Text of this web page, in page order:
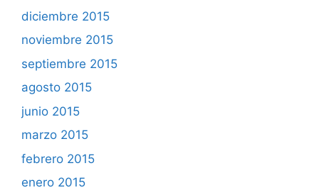
diciembre 2015
noviembre 2015
septiembre 2015
agosto 2015
junio 2015
marzo 2015
febrero 2015
enero 2015